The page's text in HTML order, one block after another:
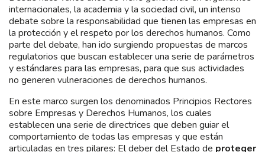
internacionales, la academia y la sociedad civil, un intenso
debate sobre la responsabilidad que tienen las empresas en
la protección y el respeto por los derechos humanos. Como
parte del debate, han ido surgiendo propuestas de marcos
regulatorios que buscan establecer una serie de parámetros
y estándares para las empresas, para que sus actividades
no generen vulneraciones de derechos humanos.
En este marco surgen los denominados Principios Rectores
sobre Empresas y Derechos Humanos, los cuales
establecen una serie de directrices que deben guiar el
comportamiento de todas las empresas y que están
articuladas en tres pilares: El deber del Estado de proteger